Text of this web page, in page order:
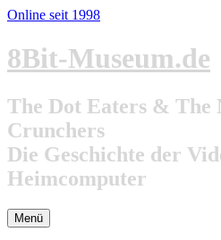
Online seit 1998
Zum
Inhalt
8Bit-Museum.de
The Dot Eaters & The
Crunchers
Die Geschichte der
Heimcomputer
Menü